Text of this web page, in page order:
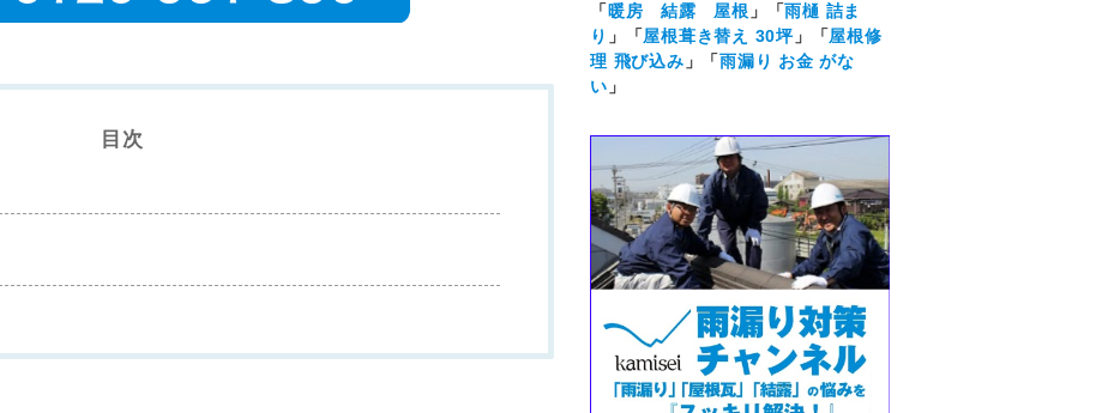
目次
「暖房 結露 屋根 」「雨樋 詰ま
り 」「屋根葺き替え 30坪」「屋根修
理 飛び込み 」「雨漏り お金 がな
い 」